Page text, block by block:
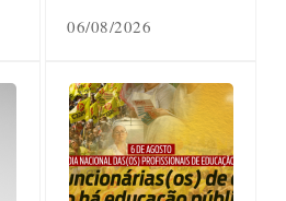
06/08/2026